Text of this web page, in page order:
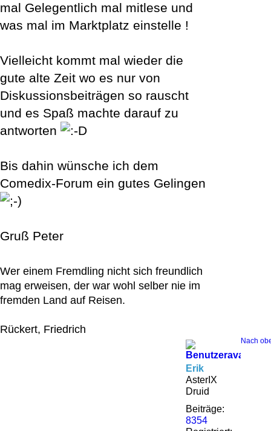
mal Gelegentlich mal mitlese und
was mal im Marktplatz einstelle !
Vielleicht kommt mal wieder die
gute alte Zeit wo es nur von
Diskussionsbeiträgen so rauscht
und es Spaß machte darauf zu
antworten
Bis dahin wünsche ich dem
Comedix-Forum ein gutes Gelingen
Gruß Peter
Wer einem Fremdling nicht sich freundlich
mag erweisen, der war wohl selber nie im
fremden Land auf Reisen.
Rückert, Friedrich
Nach
Erik
AsterIX
Druid
Beiträge:
8354